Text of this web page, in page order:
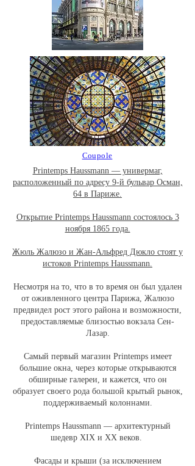
Coupole
Printemps Haussmann — универмаг,
расположенный по адресу 9-й бульвар Осман,
64 в Париже.
Открытие Printemps Haussmann состоялось 3
ноября 1865 года.
Жюль Жалюзо и Жан-Альфред Дюкло стоят у
истоков Printemps Haussmann.
Несмотря на то, что в то время он был удален
от оживленного центра Парижа, Жалюзо
предвидел рост этого района и возможности,
предоставляемые близостью вокзала Сен-
Лазар.
Самый первый магазин Printemps имеет
большие окна, через которые открываются
обширные галереи, и кажется, что он
образует своего рода большой крытый рынок,
поддерживаемый колоннами.
Printemps Haussmann — архитектурный
шедевр XIX и XX веков.
Фасады и крыши (за исключением